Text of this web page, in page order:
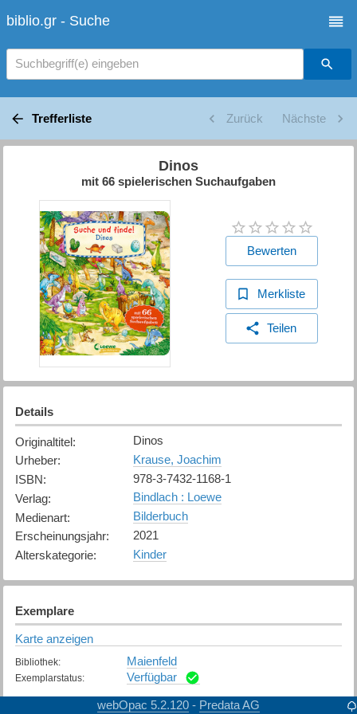
biblio.gr - Suche
Suchbegriff(e) eingeben
Trefferliste Zurück Nächste
Dinos
mit 66 spielerischen Suchaufgaben
Bewerten
Merkliste
Teilen
Details
Originaltitel:
Dinos
Urheber:
Krause, Joachim
ISBN:
978-3-7432-1168-1
Verlag:
Bindlach : Loewe
Medienart:
Bilderbuch
Erscheinungsjahr:
2021
Alterskategorie: Kinder
Exemplare
Karte anzeigen
Bibliothek: Maienfeld
Exemplarstatus: Verfügbar
webOpac 5.2.120 - Predata AG